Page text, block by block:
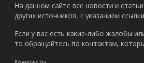
На данном сайте все новости и
других источников, с указанием
Если у вас есть какие-либо жалобы
то обращайтесь по контактам,